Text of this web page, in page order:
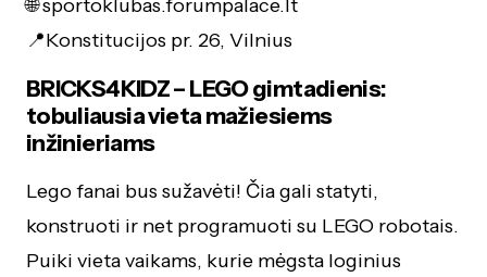
🌐 sportoklubas.forumpalace.lt
📍Konstitucijos pr. 26, Vilnius
BRICKS4KIDZ – LEGO gimtadienis:
tobuliausia vieta mažiesiems
inžinieriams
Lego fanai bus sužavėti! Čia gali statyti,
konstruoti ir net programuoti su LEGO robotais.
Puiki vieta vaikams, kurie mėgsta loginius